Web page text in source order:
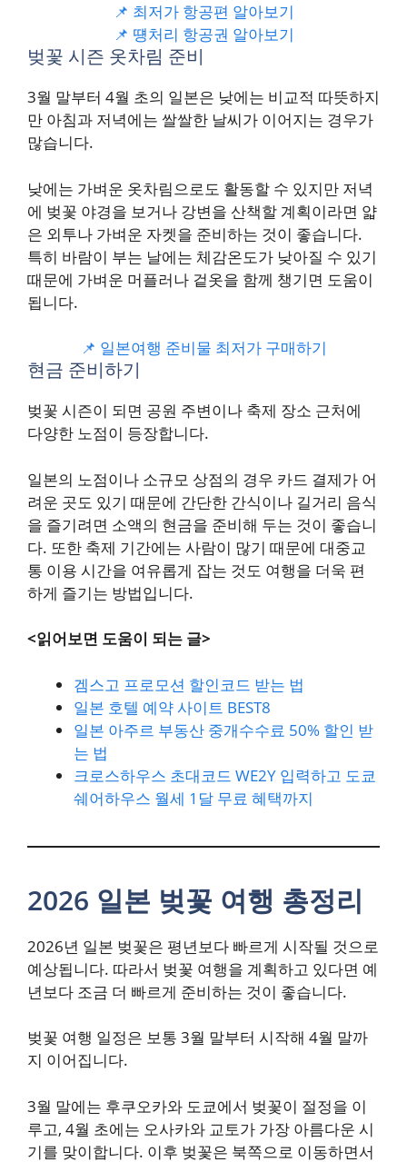
📌 최저가 항공편 알아보기
📌 떙처리 항공권 알아보기
벚꽃 시즌 옷차림 준비
3월 말부터 4월 초의 일본은 낮에는 비교적 따뜻하지
만 아침과 저녁에는 쌀쌀한 날씨가 이어지는 경우가
많습니다.
낮에는 가벼운 옷차림으로도 활동할 수 있지만 저녁
에 벚꽃 야경을 보거나 강변을 산책할 계획이라면 얇
은 외투나 가벼운 자켓을 준비하는 것이 좋습니다.
특히 바람이 부는 날에는 체감온도가 낮아질 수 있기
때문에 가벼운 머플러나 겉옷을 함께 챙기면 도움이
됩니다.
📌 일본여행 준비물 최저가 구매하기
현금 준비하기
벚꽃 시즌이 되면 공원 주변이나 축제 장소 근처에
다양한 노점이 등장합니다.
일본의 노점이나 소규모 상점의 경우 카드 결제가 어
려운 곳도 있기 때문에 간단한 간식이나 길거리 음식
을 즐기려면 소액의 현금을 준비해 두는 것이 좋습니
다. 또한 축제 기간에는 사람이 많기 때문에 대중교
통 이용 시간을 여유롭게 잡는 것도 여행을 더욱 편
하게 즐기는 방법입니다.
<읽어보면 도움이 되는 글>
겜스고 프로모션 할인코드 받는 법
일본 호텔 예약 사이트 BEST8
일본 아주르 부동산 중개수수료 50% 할인 받
는 법
크로스하우스 초대코드 WE2Y 입력하고 도쿄
쉐어하우스 월세 1달 무료 혜택까지
2026 일본 벚꽃 여행 총정리
2026년 일본 벚꽃은 평년보다 빠르게 시작될 것으로
예상됩니다. 따라서 벚꽃 여행을 계획하고 있다면 예
년보다 조금 더 빠르게 준비하는 것이 좋습니다.
벚꽃 여행 일정은 보통 3월 말부터 시작해 4월 말까
지 이어집니다.
3월 말에는 후쿠오카와 도쿄에서 벚꽃이 절정을 이
루고, 4월 초에는 오사카와 교토가 가장 아름다운 시
기를 맞이합니다. 이후 벚꽃은 북쪽으로 이동하면서